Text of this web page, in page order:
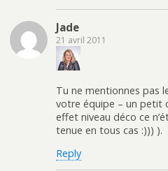
Jade
21 avril 2011
Tu ne mentionnes pas
votre équipe – un petit
effet niveau déco ce
tenue en tous cas :))) ).
Reply